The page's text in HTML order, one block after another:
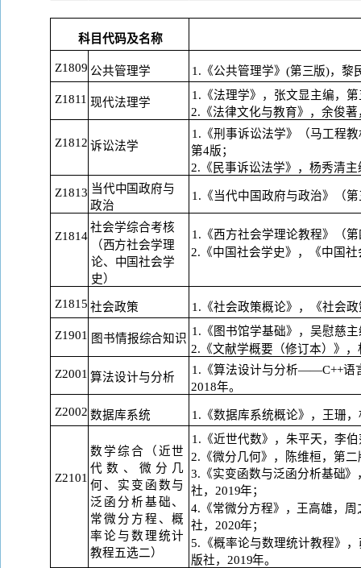
科目代码及名称
Z1809 公共管理学 1.《公共管理学》(第三版)，黎
Z1811 现代法理学
1.《法理学》，张文显主编，
2.《法律文化与教育》，余俊
Z1812 诉讼法学
1.《刑事诉讼法学》（马工程教
第4版；
2.《民事诉讼法学》，杨秀清
Z1813 当代中国政府与
政治
1.《当代中国政府与政治》（
Z1814
社会学综合考核
（西方社会学理
论、中国社会学
史）
1.《西方社会学理论教程》（
2.《中国社会学史》，《中国
Z1815 社会政策 1.《社会政策概论》，《社会
Z1901 图书情报综合知识
1.《图书馆学基础》，吴慰慈
2.《文献学概要（修订本）》
Z2001 算法设计与分析
1.《算法设计与分析——C++语
2018年。
Z2002 数据库系统 1.《数据库系统概论》，王珊
Z2101
数学综合（近世
代数、微分几
何、实变函数与
泛函分析基础、
常微分方程、概
率论与数理统计
教程五选二）
1.《近世代数》，朱平天，李
2.《微分几何》，陈维桓，第
3.《实变函数与泛函分析基础
社， 2019年；
4.《常微分方程》，王高雄，
社， 2020年；
5.《概率论与数理统计教程》
版社， 2019年。